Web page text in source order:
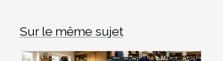
Sur le même sujet